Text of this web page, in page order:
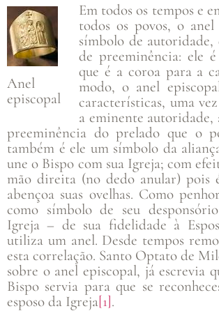
Anel
episcopal
Em todos os tempos e
todos os povos, o
símbolo de autoridade,
de preeminência: ele
que é a coroa para a
modo, o anel
características, uma
a eminente autoridade,
preeminência do prelado que o
também é ele um símbolo da
une o Bispo com sua Igreja; com
mão direita (no dedo anular) pois
abençoa suas ovelhas. Como
como símbolo de seu
Igreja – de sua fidelidade à
utiliza um anel. Desde tempos
esta correlação. Santo Optato de
sobre o anel episcopal, já escrevia
Bispo servia para que se
esposo da Igreja[1].